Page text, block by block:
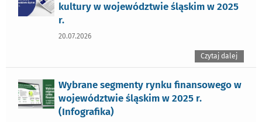
kultury w województwie śląskim w 2025
r.
20.07.2026
Czytaj dalej
Wybrane segmenty rynku finansowego w
województwie śląskim w 2025 r.
(Infografika)